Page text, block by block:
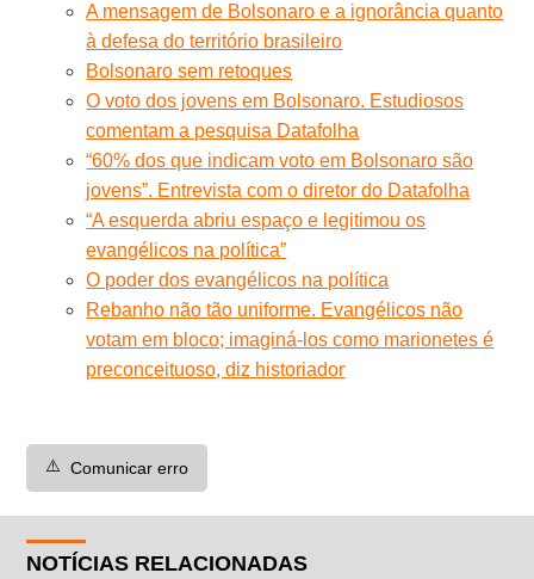
A mensagem de Bolsonaro e a ignorância quanto
à defesa do território brasileiro
Bolsonaro sem retoques
O voto dos jovens em Bolsonaro. Estudiosos
comentam a pesquisa Datafolha
“60% dos que indicam voto em Bolsonaro são
jovens”. Entrevista com o diretor do Datafolha
“A esquerda abriu espaço e legitimou os
evangélicos na política”
O poder dos evangélicos na política
Rebanho não tão uniforme. Evangélicos não
votam em bloco; imaginá-los como marionetes é
preconceituoso, diz historiador
⚠️ Comunicar erro
NOTÍCIAS RELACIONADAS